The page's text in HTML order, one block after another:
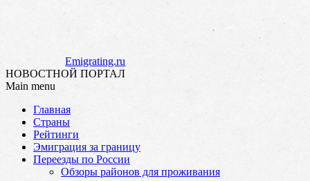
Emigrating.ru
НОВОСТНОЙ ПОРТАЛ
Main menu
content
Главная
Страны
Рейтинги
Эмиграция за границу
Переезды по России
Обзоры районов для проживания